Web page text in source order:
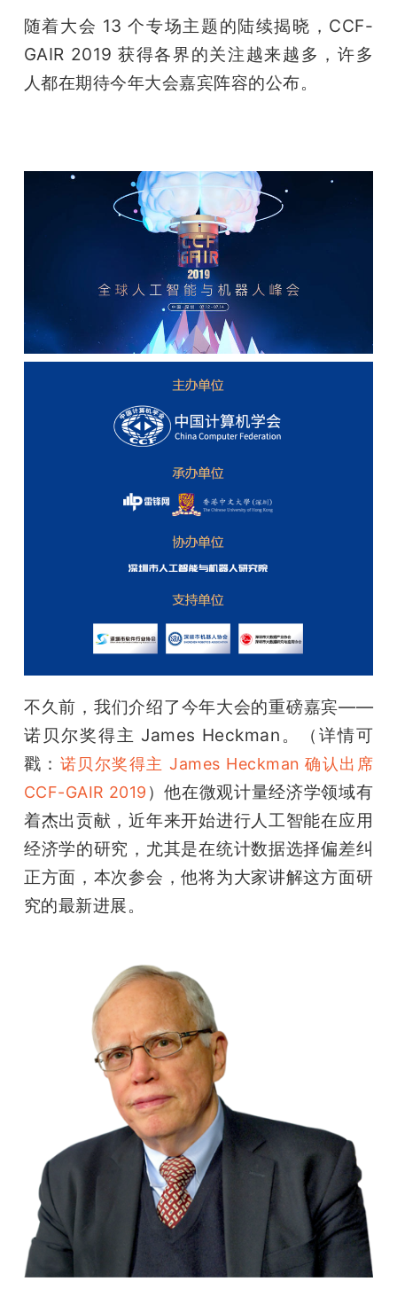
GAIR
题
随着大会 13 个专场主题的陆续揭晓，CCF-
GAIR 2019 获得各界的关注越来越多，许多
人都在期待今年大会嘉宾阵容的公布。
不久前，我们介绍了今年大会的重磅嘉宾——
诺贝尔奖得主 James Heckman。（详情可
戳： 诺贝尔奖得主 James Heckman 确认出席
CCF-GAIR 2019 ）他在微观计量经济学领域有
着杰出贡献，近年来开始进行人工智能在应用
经济学的研究，尤其是在统计数据选择偏差纠
正方面，本次参会，他将为大家讲解这方面研
究的最新进展。